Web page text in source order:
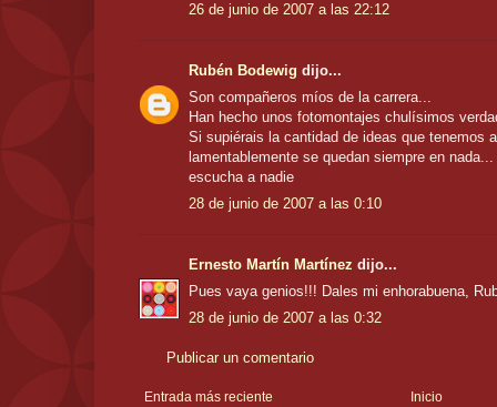
26 de junio de 2007 a las 22:12
Rubén Bodewig dijo...
Son compañeros míos de la carrera...
Han hecho unos fotomontajes chulísimos
Si supiérais la cantidad de ideas que tenemos
lamentablemente se quedan siempre en
escucha a nadie
28 de junio de 2007 a las 0:10
Ernesto Martín Martínez dijo...
Pues vaya genios!!! Dales mi enhorabuena,
28 de junio de 2007 a las 0:32
Publicar un comentario
Entrada más reciente Inicio